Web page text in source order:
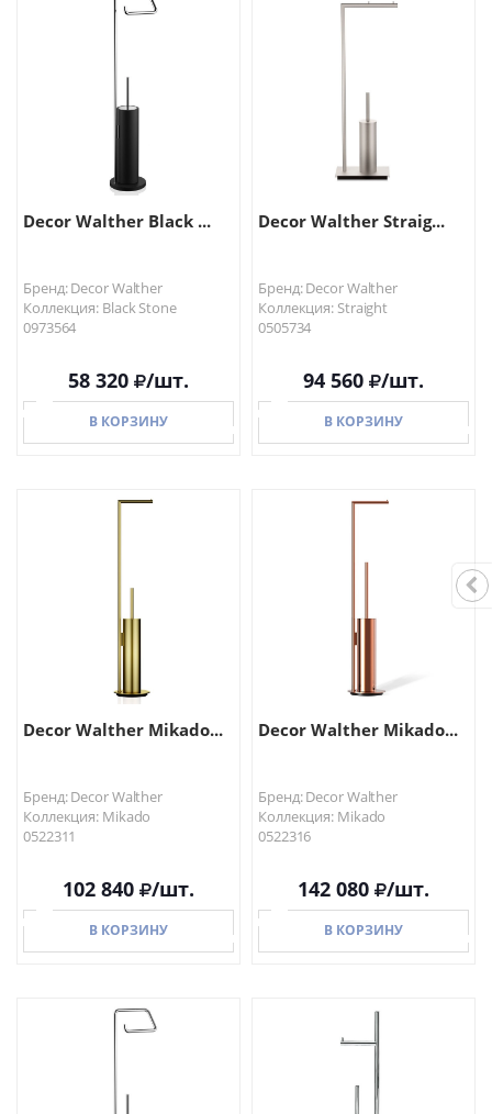
Decor Walther Black ...
Бренд: Decor Walther
Коллекция: Black Stone
0973564
58 320 /шт.
В КОРЗИНУ
Decor Walther Straig...
Бренд: Decor Walther
Коллекция: Straight
0505734
94 560 /шт.
В КОРЗИНУ
Decor Walther Mikado...
Бренд: Decor Walther
Коллекция: Mikado
0522311
102 840 /шт.
В КОРЗИНУ
Decor Walther Mikado...
Бренд: Decor Walther
Коллекция: Mikado
0522316
142 080 /шт.
В КОРЗИНУ
В КОРЗИНУ